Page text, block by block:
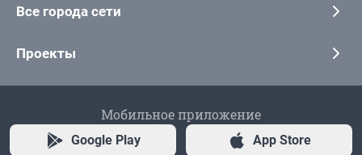
Все города сети
Проекты
Мобильное приложение
Google Play App Store